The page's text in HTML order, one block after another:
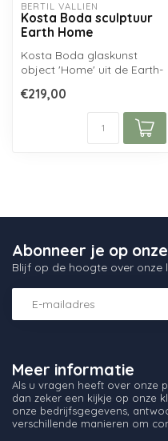
BERTIL VALLIEN
Kosta Boda sculptuur
Earth Home
Kosta Boda glaskunst
object 'Home' uit de Earth-
Mondge...
€219,00
Meer informatie
Als u vragen heeft over onze
dan zeker een kijkje op onze
onze bedrijfsgegevens,
verschillende manieren om
Abonneer je op
Blijf op de hoogte over onze